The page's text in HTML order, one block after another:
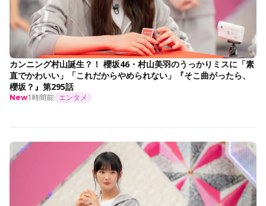
カンニング村山誕生？！ 櫻坂46・村山美羽のうっかりミスに「素
直でかわいい」「これだからやめられない」『そこ曲がったら、
櫻坂？』第295話
New1時間前 エンタメ